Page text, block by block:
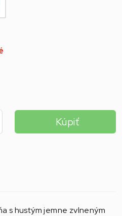
Kúpiť
s hustým jemne zvlneným